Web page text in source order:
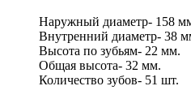
Наружный диаметр- 158
Внутренний диаметр- 38
Высота по зубьям- 22 мм.
Общая высота- 32 мм.
Количество зубов- 51 шт.